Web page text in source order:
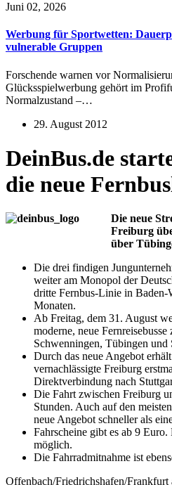
Juni 02, 2026
Werbung für Sportwetten:
vulnerable Gruppen
Forschende warnen vor
Glücksspielwerbung gehört im
Normalzustand –…
29. August 2012
DeinBus.de
die neue
Die neue
Freiburg
über
Die drei findigen
weiter am Monopol der
dritte Fernbus-Linie in
Monaten.
Ab Freitag, dem 31. August
moderne, neue
Schwenningen, Tübingen und
Durch das neue Angebot
vernachlässigte Freiburg
Direktverbindung nach
Die Fahrt zwischen Freiburg
Stunden. Auch auf den
neue Angebot schneller als
Fahrscheine gibt es ab 9
möglich.
Die Fahrradmitnahme ist
Offenbach/Friedrichshafen/